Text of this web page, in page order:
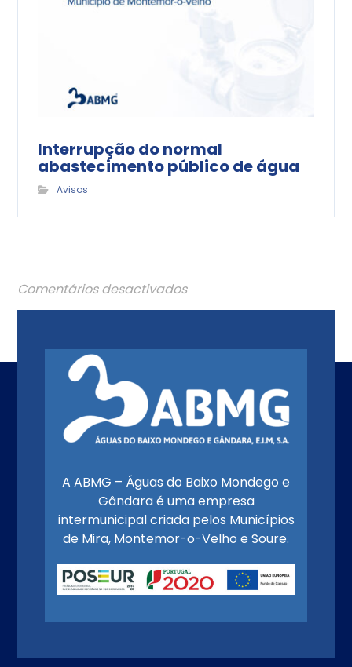
Interrupção do normal
abastecimento público de água
Avisos
Comentários desactivados
A ABMG – Águas do Baixo Mondego e
Gândara é uma empresa
intermunicipal criada pelos Municípios
de Mira, Montemor-o-Velho e Soure.